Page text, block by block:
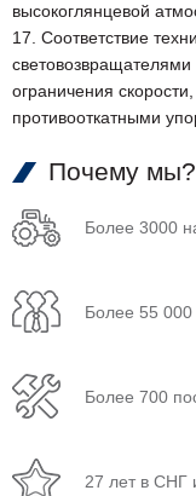
высокоглянцевой
17. Соответствие
ограничения
противооткатными
Почему мы?
Более 3000
Более 55 000
Более 700
27 лет в СНГ